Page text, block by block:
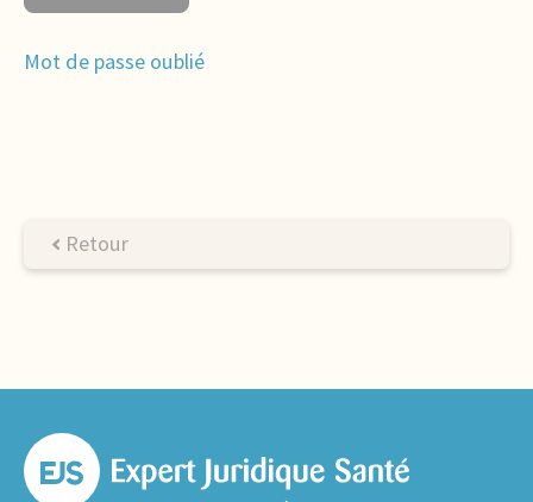
Mot de passe oublié
Retour